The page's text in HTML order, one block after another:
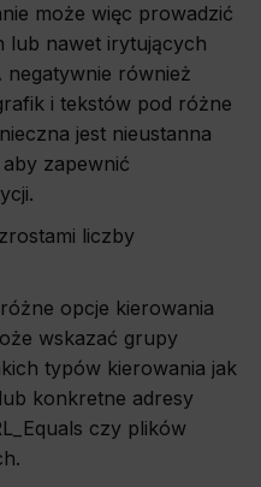
może więc prowadzić
lub nawet irytujących
również
i tekstów pod różne
jest nieustanna
zapewnić
liczby
opcje kierowania
wskazać grupy
typów kierowania jak
konkretne adresy
czy plików